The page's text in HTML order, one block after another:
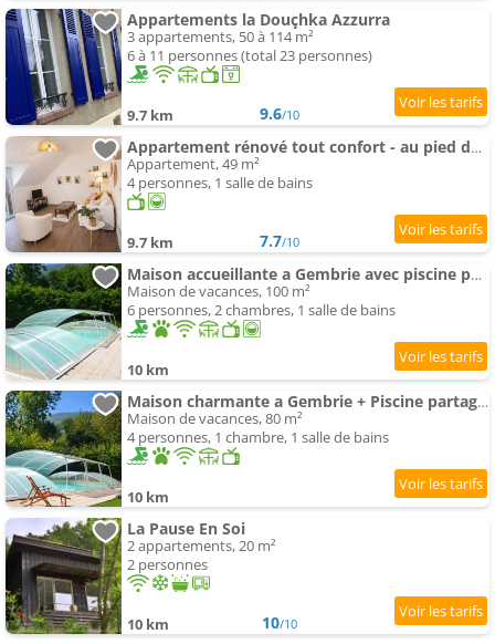
Appartements la Douçhka Azzurra
3 appartements, 50 à 114 m²
6 à 11 personnes (total 23 personnes)
9.7 km 9.6/10
Appartement rénové tout confort - au pied des Pyrénées
Appartement, 49 m²
4 personnes, 1 salle de bains
9.7 km 7.7/10
Maison accueillante a Gembrie avec piscine partagee
Maison de vacances, 100 m²
6 personnes, 2 chambres, 1 salle de bains
10 km
Maison charmante a Gembrie + Piscine partagee & vue montagne
Maison de vacances, 80 m²
4 personnes, 1 chambre, 1 salle de bains
10 km
La Pause En Soi
2 appartements, 20 m²
2 personnes
10 km 10/10